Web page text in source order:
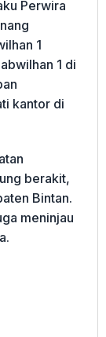
Perwira
1
1 di
kantor di
berakit,
Bintan.
meninjau